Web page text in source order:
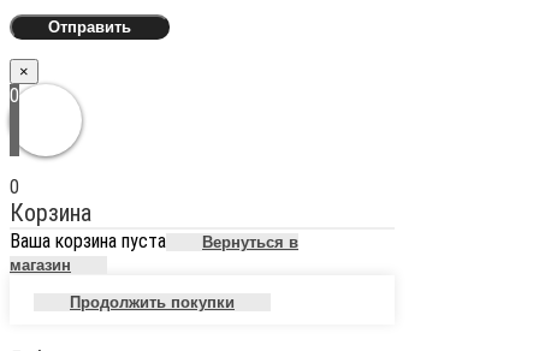
×
0
0
Корзина
Ваша корзина пуста
Вернуться в
магазин
Продолжить покупки